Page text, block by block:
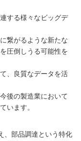
する様々なビッグデ
繋がるような新たな
圧倒しうる可能性を
、良質なデータを活
後の製造業において
います。
、部品調達という特化